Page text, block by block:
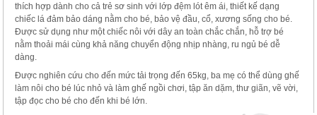
thích hợp dành cho cả trẻ sơ sinh với lớp đệm lót êm ái, thiết kế dạng
chiếc lá đảm bảo dáng nằm cho bé, bảo vệ đầu, cổ, xương sống cho bé.
Được sử dụng như một chiếc nôi với dây an toàn chắc chắn, hỗ trợ bé
nằm thoải mái cùng khả năng chuyển động nhịp nhàng, ru ngủ bé dễ
dàng.
Được nghiên cứu cho đến mức tải trọng đến 65kg, ba mẹ có thể dùng ghế
làm nôi cho bé lúc nhỏ và làm ghế ngồi chơi, tập ăn dặm, thư giãn, vẽ vời,
tập đọc cho bé cho đến khi bé lớn.